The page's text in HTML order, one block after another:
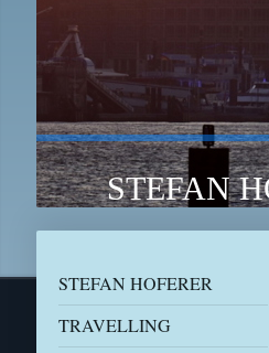
STEFAN
STEFAN HOFERER
TRAVELLING